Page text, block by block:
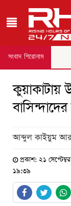
সংবাদ শিরোনাম
কুয়াকাটায়
আব্দুল কাইয়ুম
প্রকাশ: ২১
১৯:৩৯